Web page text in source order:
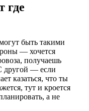
где
быть такими
— хочется
получаешь
другой — если
казаться, что ты
тут и кроется
а не